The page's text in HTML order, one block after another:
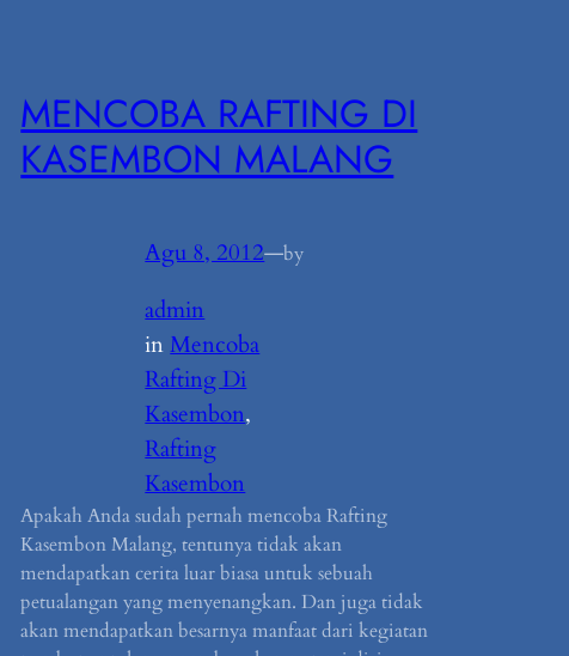
MENCOBA RAFTING DI
KASEMBON MALANG
Agu 8, 2012—by
admin
inMencoba
Rafting Di
Kasembon
Rafting
Kasembon
Apakah Anda sudah pernah mencoba Rafting
Kasembon Malang, tentunya tidak akan
mendapatkan cerita luar biasa untuk sebuah
petualangan yang menyenangkan. Dan juga tidak
akan mendapatkan besarnya manfaat dari kegiatan